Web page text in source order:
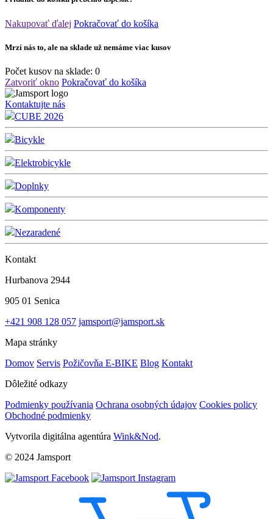
Nakupovať ďalej Pokračovať do košíka
Mrzí nás to, ale na sklade už nemáme viac kusov
Počet kusov na sklade: 0
Zatvoriť okno Pokračovať do košíka
Kontaktujte nás
CUBE 2026
Bicykle
Elektrobicykle
Doplnky
Komponenty
Nezaradené
Kontakt
Hurbanova 2944
905 01 Senica
+421 908 128 057 jamsport@jamsport.sk
Mapa stránky
Domov Servis Požičovňa E-BIKE Blog Kontakt
Dôležité odkazy
Podmienky používania Ochrana osobných údajov Cookies policy
Obchodné podmienky
Vytvorila digitálna agentúra Wink&Nod.
© 2024 Jamsport